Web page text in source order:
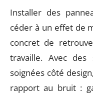
Installer des
céder à un effet de
concret de
travaille. Avec des
soignées côté
rapport au bruit :